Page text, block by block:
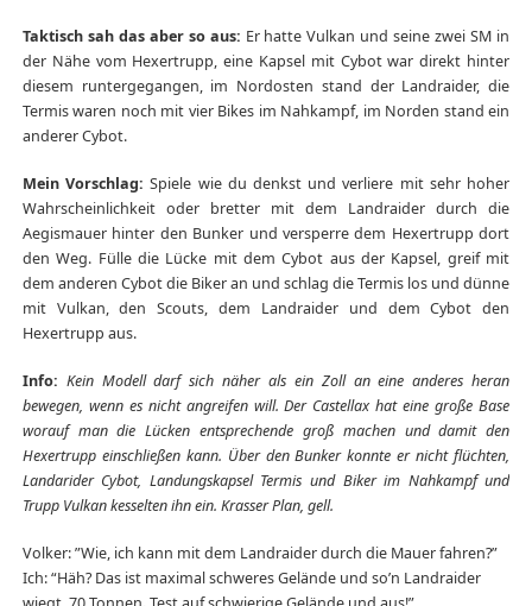
Taktisch sah das aber so aus: Er hatte Vulkan und seine zwei SM in
der Nähe vom Hexertrupp, eine Kapsel mit Cybot war direkt hinter
diesem runtergegangen, im Nordosten stand der Landraider, die
Termis waren noch mit vier Bikes im Nahkampf, im Norden stand ein
anderer Cybot.
Mein Vorschlag: Spiele wie du denkst und verliere mit sehr hoher
Wahrscheinlichkeit oder bretter mit dem Landraider durch die
Aegismauer hinter den Bunker und versperre dem Hexertrupp dort
den Weg. Fülle die Lücke mit dem Cybot aus der Kapsel, greif mit
dem anderen Cybot die Biker an und schlag die Termis los und dünne
mit Vulkan, den Scouts, dem Landraider und dem Cybot den
Hexertrupp aus.
Info: Kein Modell darf sich näher als ein Zoll an eine anderes heran
bewegen, wenn es nicht angreifen will. Der Castellax hat eine große Base
worauf man die Lücken entsprechende groß machen und damit den
Hexertrupp einschließen kann. Über den Bunker konnte er nicht flüchten,
Landarider Cybot, Landungskapsel Termis und Biker im Nahkampf und
Trupp Vulkan kesselten ihn ein. Krasser Plan, gell.
Volker: ”Wie, ich kann mit dem Landraider durch die Mauer fahren?”
Ich: “Häh? Das ist maximal schweres Gelände und so’n Landraider